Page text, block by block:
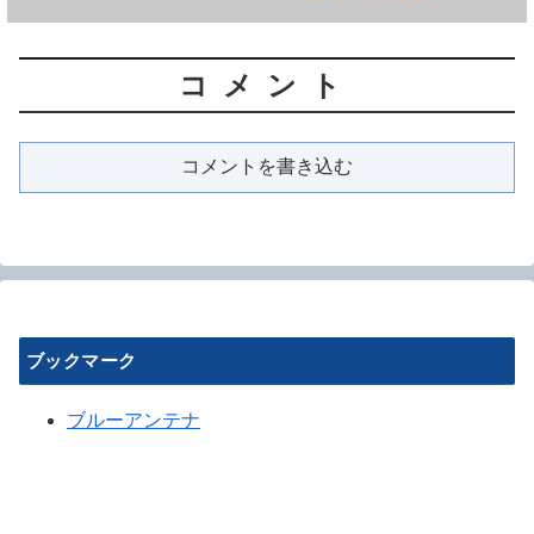
コメント
コメントを書き込む
ブックマーク
ブルーアンテナ